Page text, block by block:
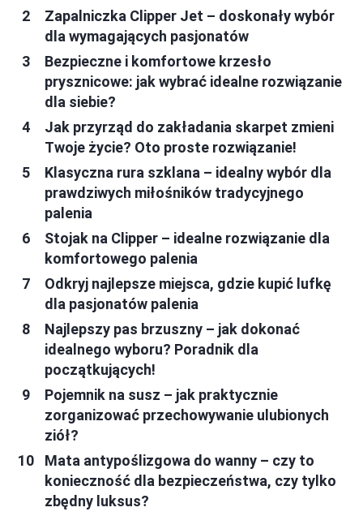
Zapalniczka Clipper Jet – doskonały wybór
dla wymagających pasjonatów
Bezpieczne i komfortowe krzesło
prysznicowe: jak wybrać idealne rozwiązanie
dla siebie?
Jak przyrząd do zakładania skarpet zmieni
Twoje życie? Oto proste rozwiązanie!
Klasyczna rura szklana – idealny wybór dla
prawdziwych miłośników tradycyjnego
palenia
Stojak na Clipper – idealne rozwiązanie dla
komfortowego palenia
Odkryj najlepsze miejsca, gdzie kupić lufkę
dla pasjonatów palenia
Najlepszy pas brzuszny – jak dokonać
idealnego wyboru? Poradnik dla
początkujących!
Pojemnik na susz – jak praktycznie
zorganizować przechowywanie ulubionych
ziół?
Mata antypoślizgowa do wanny – czy to
konieczność dla bezpieczeństwa, czy tylko
zbędny luksus?